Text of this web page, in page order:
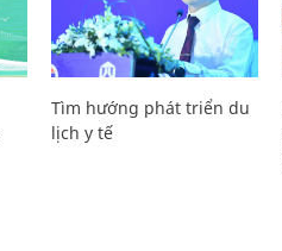
Tìm hướng phát triển du
lịch y tế